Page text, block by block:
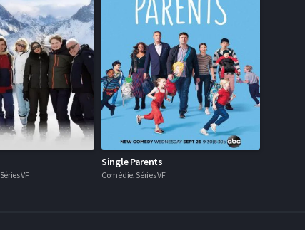
VF
Single Parents
Comédie, Séries VF